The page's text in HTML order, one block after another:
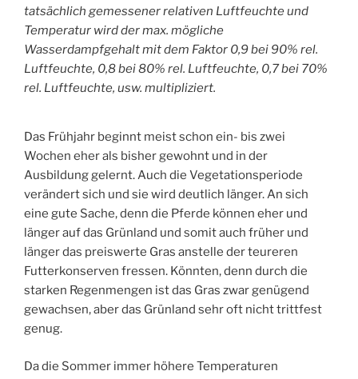
tatsächlich gemessener relativen Luftfeuchte und
Temperatur wird der max. mögliche
Wasserdampfgehalt mit dem Faktor 0,9 bei 90% rel.
Luftfeuchte, 0,8 bei 80% rel. Luftfeuchte, 0,7 bei 70%
rel. Luftfeuchte, usw. multipliziert.
Das Frühjahr beginnt meist schon ein- bis zwei
Wochen eher als bisher gewohnt und in der
Ausbildung gelernt. Auch die Vegetationsperiode
verändert sich und sie wird deutlich länger. An sich
eine gute Sache, denn die Pferde können eher und
länger auf das Grünland und somit auch früher und
länger das preiswerte Gras anstelle der teureren
Futterkonserven fressen. Könnten, denn durch die
starken Regenmengen ist das Gras zwar genügend
gewachsen, aber das Grünland sehr oft nicht trittfest
genug.
Da die Sommer immer höhere Temperaturen